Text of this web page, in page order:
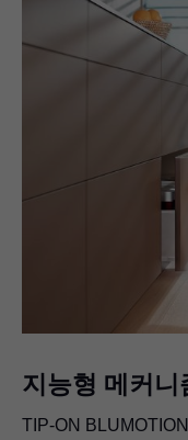
지능형 메커니
TIP-ON